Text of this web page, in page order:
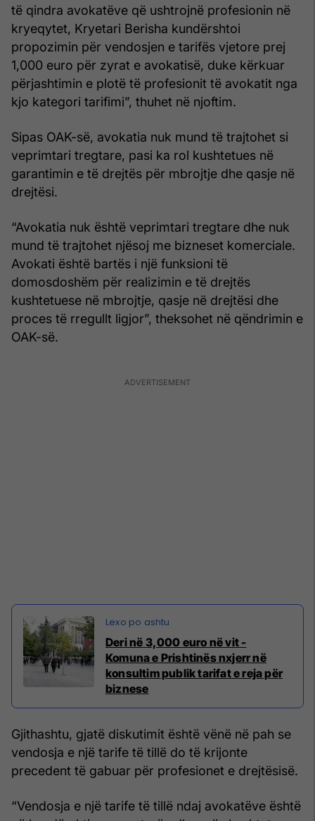
të qindra avokatëve që ushtrojnë profesionin në
kryeqytet, Kryetari Berisha kundërshtoi
propozimin për vendosjen e tarifës vjetore prej
1,000 euro për zyrat e avokatisë, duke kërkuar
përjashtimin e plotë të profesionit të avokatit nga
kjo kategori tarifimi”, thuhet në njoftim.
Sipas OAK-së, avokatia nuk mund të trajtohet si
veprimtari tregtare, pasi ka rol kushtetues në
garantimin e të drejtës për mbrojtje dhe qasje në
drejtësi.
“Avokatia nuk është veprimtari tregtare dhe nuk
mund të trajtohet njësoj me bizneset komerciale.
Avokati është bartës i një funksioni të
domosdoshëm për realizimin e të drejtës
kushtetuese në mbrojtje, qasje në drejtësi dhe
proces të rregullt ligjor”, theksohet në qëndrimin e
OAK-së.
Deri në 3,000 euro në vit -
Komuna e Prishtinës nxjerr në
konsultim publik tarifat e reja për
biznese
Gjithashtu, gjatë diskutimit është vënë në pah se
vendosja e një tarife të tillë do të krijonte
precedent të gabuar për profesionet e drejtësisë.
“Vendosja e një tarife të tillë ndaj avokatëve është